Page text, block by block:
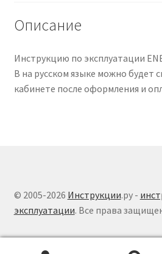
Описание
Инструкцию по эксплуатации
B на русском языке можно будет
кабинете после оформления и
© 2005-2026 Инструкции.ру -
эксплуатации. Все права